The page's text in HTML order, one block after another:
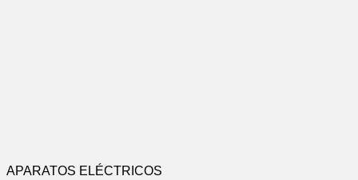
APARATOS ELÉCTRICOS